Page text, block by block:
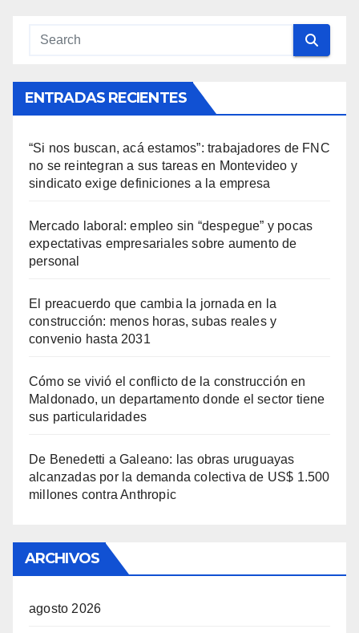
ENTRADAS RECIENTES
“Si nos buscan, acá estamos”: trabajadores de FNC
no se reintegran a sus tareas en Montevideo y
sindicato exige definiciones a la empresa
Mercado laboral: empleo sin “despegue” y pocas
expectativas empresariales sobre aumento de
personal
El preacuerdo que cambia la jornada en la
construcción: menos horas, subas reales y
convenio hasta 2031
Cómo se vivió el conflicto de la construcción en
Maldonado, un departamento donde el sector tiene
sus particularidades
De Benedetti a Galeano: las obras uruguayas
alcanzadas por la demanda colectiva de US$ 1.500
millones contra Anthropic
ARCHIVOS
agosto 2026